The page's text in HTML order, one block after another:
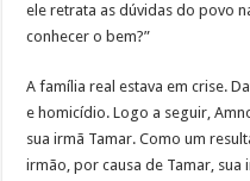
ele retrata as dúvidas do povo
conhecer o bem?”
A família real estava em crise.
e homicídio. Logo a seguir,
sua irmã Tamar. Como um
irmão, por causa de Tamar,